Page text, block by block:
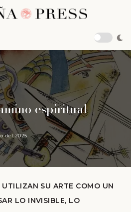
espiritual
del 2025
SU ARTE COMO UN
LO INVISIBLE, LO